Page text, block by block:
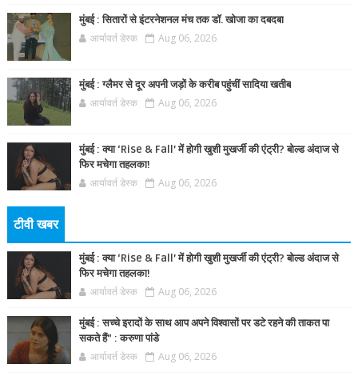
मुंबई : सितारों से इंटरनेशनल मंच तक डॉ. खोजा का दबदबा
आर्यावर्त डेस्क Aug 06, 2026
मुंबई : ग्लैमर से दूर अपनी जड़ों के करीब पहुंचीं सादिया खतीब
आर्यावर्त डेस्क Aug 06, 2026
मुंबई : क्या ‘Rise & Fall’ में होगी खुशी मुखर्जी की एंट्री? बोल्ड अंदाज से
फिर मचेगा तहलका!
आर्यावर्त डेस्क Aug 06, 2026
टीवी खबर
मुंबई : क्या ‘Rise & Fall’ में होगी खुशी मुखर्जी की एंट्री? बोल्ड अंदाज से
फिर मचेगा तहलका!
आर्यावर्त डेस्क Aug 06, 2026
मुंबई : सच्चे इरादों के साथ आप अपने विश्वासों पर डटे रहने की ताकत पा
सकते हैं” : करुणा पांडे
आर्यावर्त डेस्क Aug 06, 2026